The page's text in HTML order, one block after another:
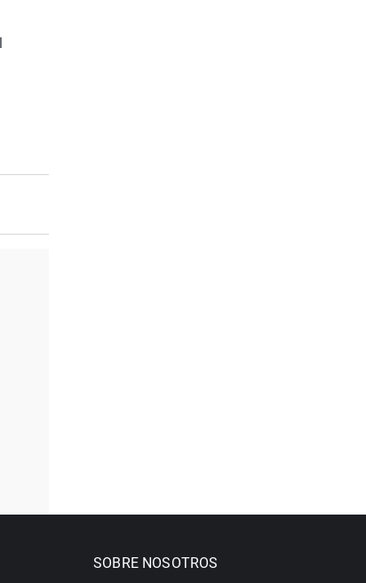
SOBRE NOSOTROS